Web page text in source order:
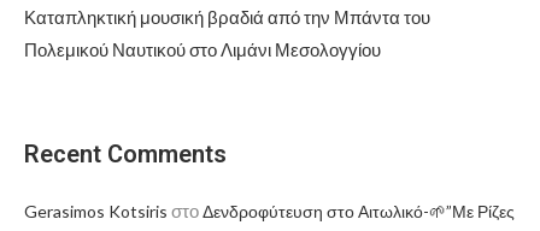
Καταπληκτική μουσική βραδιά από την Μπάντα του
Πολεμικού Ναυτικού στο Λιμάνι Μεσολογγίου
Recent Comments
Gerasimos Kotsiris στοΔενδροφύτευση στο Αιτωλικό-🌱”Με Ρίζες